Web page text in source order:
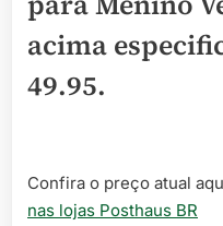
acima
49.95.
Confira o preço atual
nas lojas Posthaus BR